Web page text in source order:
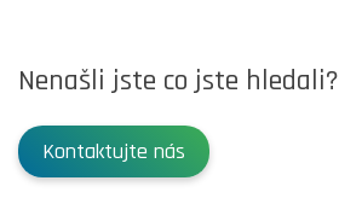
Nenašli jste co jste hledali?
Kontaktujte nás